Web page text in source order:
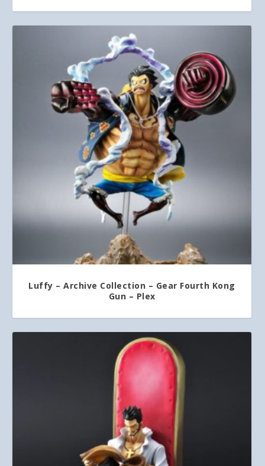
Luffy – Archive Collection – Gear Fourth Kong
Gun – Plex